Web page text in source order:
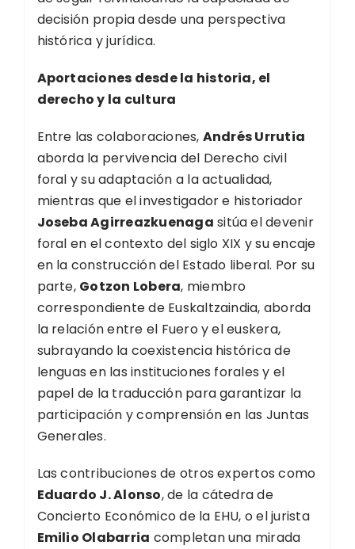
decisión propia desde una perspectiva
histórica y jurídica.
Aportaciones desde la historia, el
derecho y la cultura
Entre las colaboraciones, Andrés Urrutia
aborda la pervivencia del Derecho civil
foral y su adaptación a la actualidad,
mientras que el investigador e historiador
Joseba Agirreazkuenaga sitúa el devenir
foral en el contexto del siglo XIX y su encaje
en la construcción del Estado liberal. Por su
parte, Gotzon Lobera, miembro
correspondiente de Euskaltzaindia, aborda
la relación entre el Fuero y el euskera,
subrayando la coexistencia histórica de
lenguas en las instituciones forales y el
papel de la traducción para garantizar la
participación y comprensión en las Juntas
Generales.
Las contribuciones de otros expertos como
Eduardo J. Alonso, de la cátedra de
Concierto Económico de la EHU, o el jurista
Emilio Olabarria completan una mirada